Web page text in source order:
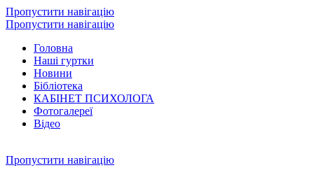
Пропустити навігацію
Пропустити навігацію
Головна
Наші гуртки
Новини
Бібліотека
КАБІНЕТ ПСИХОЛОГА
Фотогалереї
Відео
Пропустити навігацію